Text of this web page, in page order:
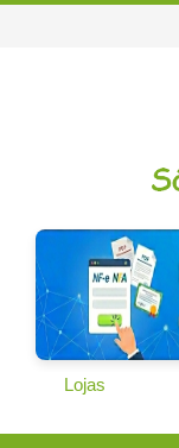
Lojas